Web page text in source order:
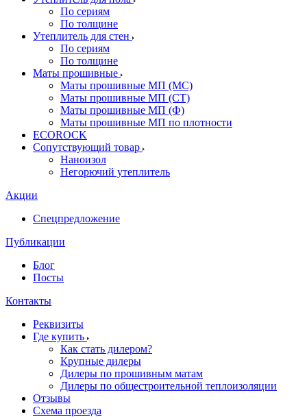
По сериям
По толщине
Утеплитель для стен
По сериям
По толщине
Маты прошивные
Маты прошивные МП (МС)
Маты прошивные МП (СТ)
Маты прошивные МП (Ф)
Маты прошивные МП по плотности
ECOROCK
Сопутствующий товар
Наноизол
Негорючий утеплитель
Акции
Спецпредложение
Публикации
Блог
Посты
Контакты
Реквизиты
Где купить
Как стать дилером?
Крупные дилеры
Дилеры по прошивным матам
Дилеры по общестроительной теплоизоляции
Отзывы
Схема проезда